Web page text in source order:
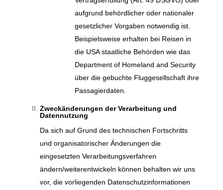
aufgrund behördlicher oder nationaler
gesetzlicher Vorgaben notwendig ist.
Beispielsweise erhalten bei Reisen in
die USA staatliche Behörden wie das
Department of Homeland and Security
über die gebuchte Fluggesellschaft ihre
Passagierdaten.
Zweckänderungen der Verarbeitung und
Datennutzung
Da sich auf Grund des technischen Fortschritts
und organisatorischer Änderungen die
eingesetzten Verarbeitungsverfahren
ändern/weiterentwickeln können behalten wir uns
vor, die vorliegenden Datenschutzinformationen